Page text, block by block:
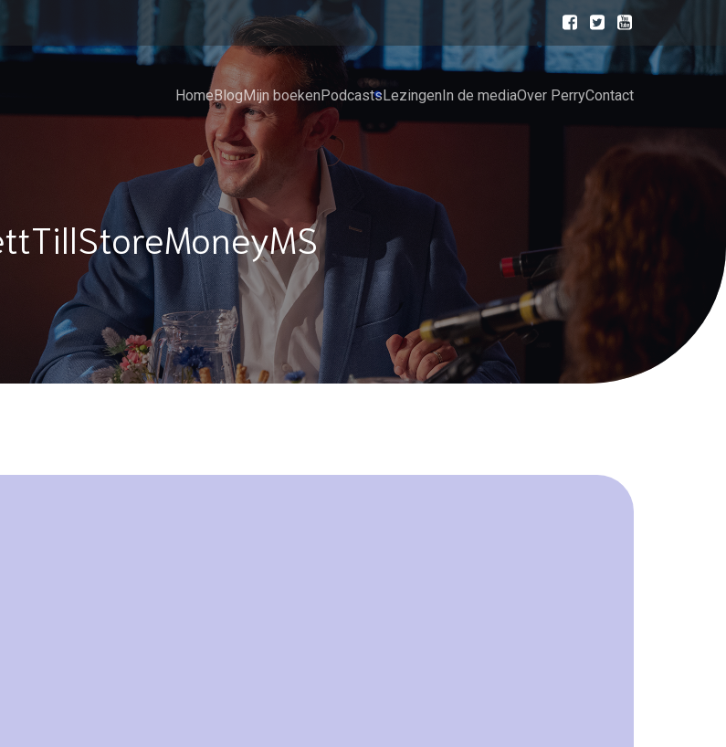
HomeBlogMijn boekenPodcastsLezingenIn de mediaOver PerryContact